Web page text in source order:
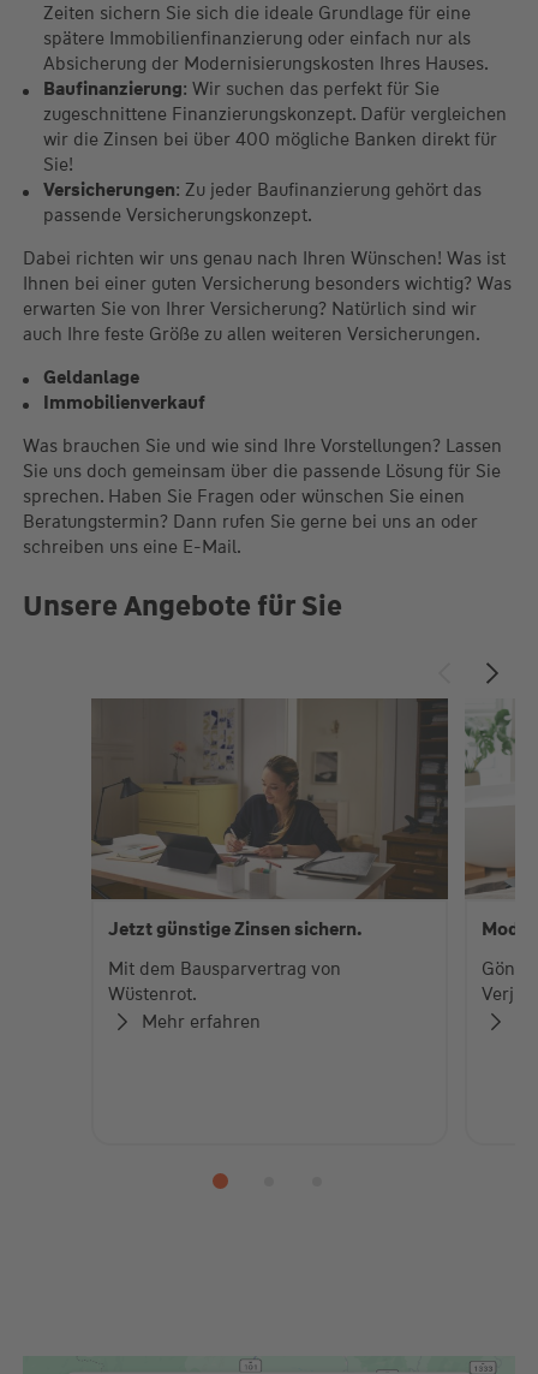
Zeiten sichern Sie sich die ideale Grundlage für eine
spätere Immobilienfinanzierung oder einfach nur als
Absicherung der Modernisierungskosten Ihres Hauses.
Baufinanzierung: Wir suchen das perfekt für Sie
zugeschnittene Finanzierungskonzept. Dafür vergleichen
wir die Zinsen bei über 400 mögliche Banken direkt für
Sie!
Versicherungen: Zu jeder Baufinanzierung gehört das
passende Versicherungskonzept.
Dabei richten wir uns genau nach Ihren Wünschen! Was ist
Ihnen bei einer guten Versicherung besonders wichtig? Was
erwarten Sie von Ihrer Versicherung? Natürlich sind wir
auch Ihre feste Größe zu allen weiteren Versicherungen.
Geldanlage
Immobilienverkauf
Was brauchen Sie und wie sind Ihre Vorstellungen? Lassen
Sie uns doch gemeinsam über die passende Lösung für Sie
sprechen. Haben Sie Fragen oder wünschen Sie einen
Beratungstermin? Dann rufen Sie gerne bei uns an oder
schreiben uns eine E-Mail.
Unsere Angebote für Sie
Jetzt günstige Zinsen sichern.
Mit dem Bausparvertrag von
Wüstenrot.
Mehr erfahren